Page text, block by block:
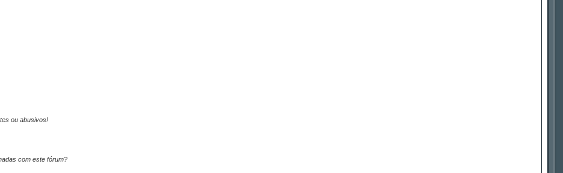
ou abusivos!
com este fórum?